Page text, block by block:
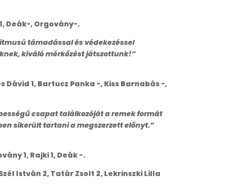
Deák-, Orgovány-.
támadással és védekezéssel
kiváló mérkőzést játszottunk!”
Dávid 1, Bartucz Panka -, Kiss Barnabás -,
csapat találkozóját a remek formát
sikerült tartani a megszerzett előnyt.”
1, Rajki 1, Deák -.
István 2, Tatár Zsolt 2, Lekrinszki Lilla